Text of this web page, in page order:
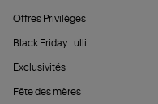
Offres Privilèges
Black Friday Lulli
Exclusivités
Fête des mères